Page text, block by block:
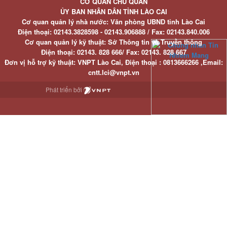
ỦY BAN NHÂN DÂN TỈNH LÀO CAI
Cơ quan quản lý nhà nước: Văn phòng UBND tỉnh Lào Cai
Điện thoại:02143.3828598 - 02143.906888 / Fax:02143.840.006
Cơ quan quản lý kỹ thuật: Sở Thông tin và Truyền thông
Điện thoại:02143. 828 666/ Fax:02143. 828 667
Đơn vị hỗ trợ kỹ thuật: VNPT Lào Cai, Điện thoại : 0813666266 ,Email:
cntt.lci@vnpt.vn
Phát triển bởi